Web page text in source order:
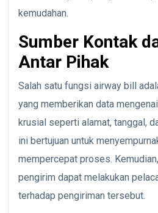
kemudahan.
Sumber Kontak
Antar Pihak
Salah satu fungsi airway bill
yang memberikan data
krusial seperti alamat, tanggal,
ini bertujuan untuk
mempercepat proses.
pengirim dapat melakukan
terhadap pengiriman tersebut.